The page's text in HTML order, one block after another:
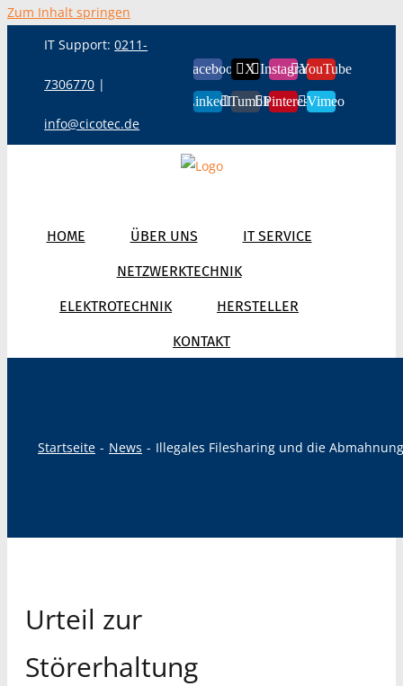
Zum Inhalt springen
IT Support:0211-
7306770 |
info@cicotec.de
Facebook X InstagramYouTube
LinkedInTumblrPinterestVimeo
HOME ÜBER UNS IT SERVICE
NETZWERKTECHNIK
ELEKTROTECHNIK HERSTELLER
KONTAKT
Startseite News Illegales Filesharing und die
Urteil zur
Störerhaltung